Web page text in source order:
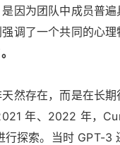
因为团队中成员普
调了一个共同的心理
然存在，而是在长
年、2022 年，
行探索。当时 GPT-3